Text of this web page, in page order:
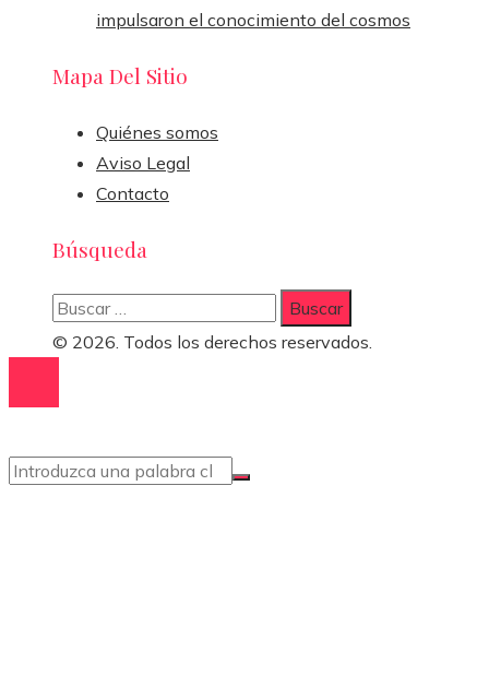
impulsaron el conocimiento del cosmos
Mapa Del Sitio
Quiénes somos
Aviso Legal
Contacto
Búsqueda
Buscar:
© 2026. Todos los derechos reservados.